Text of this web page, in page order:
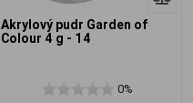
Akrylový pudr Garden of
Colour 4 g - 14
0%